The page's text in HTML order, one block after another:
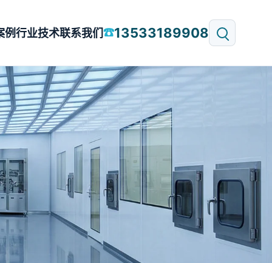
例行业技术联系我们☎13533189908